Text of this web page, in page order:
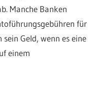
Manche Banken
für
Geld, wenn es eine
einem